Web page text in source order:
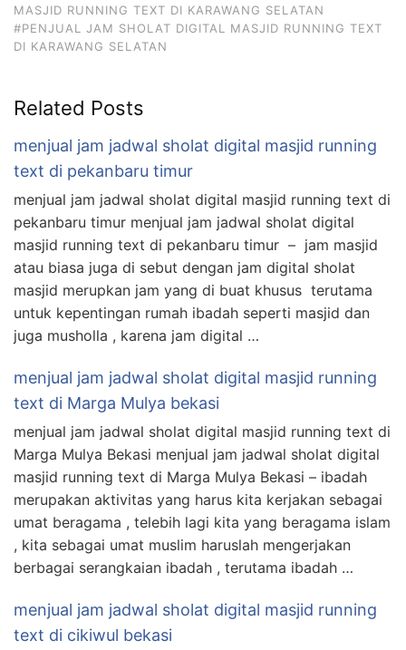
MASJID RUNNING TEXT DI KARAWANG SELATAN
#PENJUAL JAM SHOLAT DIGITAL MASJID RUNNING TEXT
DI KARAWANG SELATAN
Related Posts
menjual jam jadwal sholat digital masjid running
text di pekanbaru timur
menjual jam jadwal sholat digital masjid running text di
pekanbaru timur menjual jam jadwal sholat digital
masjid running text di pekanbaru timur – jam masjid
atau biasa juga di sebut dengan jam digital sholat
masjid merupkan jam yang di buat khusus terutama
untuk kepentingan rumah ibadah seperti masjid dan
juga musholla , karena jam digital …
menjual jam jadwal sholat digital masjid running
text di Marga Mulya bekasi
menjual jam jadwal sholat digital masjid running text di
Marga Mulya Bekasi menjual jam jadwal sholat digital
masjid running text di Marga Mulya Bekasi – ibadah
merupakan aktivitas yang harus kita kerjakan sebagai
umat beragama , telebih lagi kita yang beragama islam
, kita sebagai umat muslim haruslah mengerjakan
berbagai serangkaian ibadah , terutama ibadah …
menjual jam jadwal sholat digital masjid running
text di cikiwul bekasi